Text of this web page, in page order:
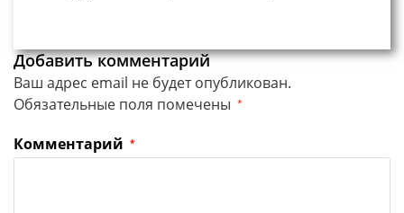
Добавить комментарий
Ваш адрес email не будет опубликован.
Обязательные поля помечены *
Комментарий *